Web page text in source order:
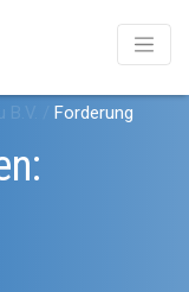
Forderung